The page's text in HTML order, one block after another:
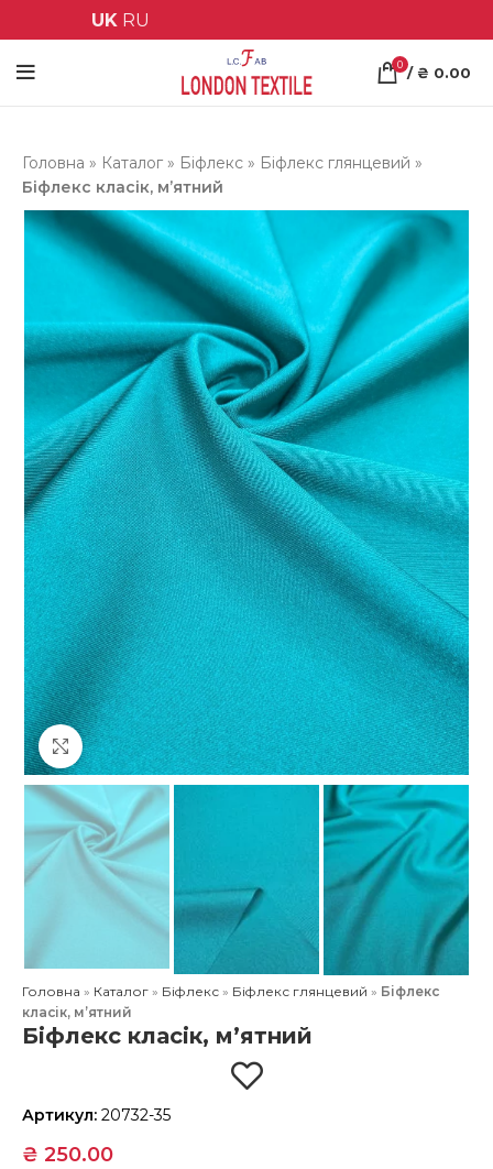
UK RU
0 / ₴ 0.00
Головна » Каталог » Біфлекс » Біфлекс глянцевий »
Біфлекс класік, м’ятний
Клацніть, щоб збільшити
Головна » Каталог » Біфлекс » Біфлекс глянцевий » Біфлекс
класік, м’ятний
Біфлекс класік, м’ятний
Артикул:20732-35
₴ 250.00